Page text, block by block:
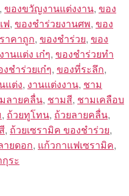
, ของขวัญงานแต่งงาน, ของ
ฟ, ของชำร่วยงานศพ, ของ
าคาถูก, ของชําร่วย, ของ
นแต่ง เก๋ๆ, ของชําร่วยทํา
ชําร่วยเก๋ๆ, ของที่ระลึก,
แต่ง, งานแต่งงาน, ชาม
ลายคลื่น, ชามสี, ชามเคลือบ
, ถ้วยทูโทน, ถ้วยลายคลื่น,
, ถ้วยเซรามิค ของชำร่วย,
ายดอก, แก้วกาแฟเซรามิค,
ระ